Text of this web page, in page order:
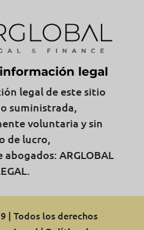
legal
legal de este sitio
suministrada,
voluntaria y sin
de lucro,
ARGLOBAL
| Todos los derechos